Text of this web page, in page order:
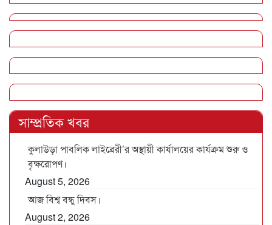
সাম্প্রতিক খবর
কুলাউড়া পাবলিক লাইব্রেরী’র অস্থায়ী কার্যালয়ের কার্যক্রম শুরু ও
বৃক্ষরোপণ।
August 5, 2026
আজ বিশ্ব বন্ধু দিবস।
August 2, 2026